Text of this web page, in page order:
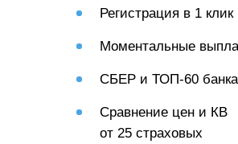
Регистрация в 1 клик
Моментальные
СБЕР и ТОП-60 банка
Сравнение цен и КВ
от 25 страховых